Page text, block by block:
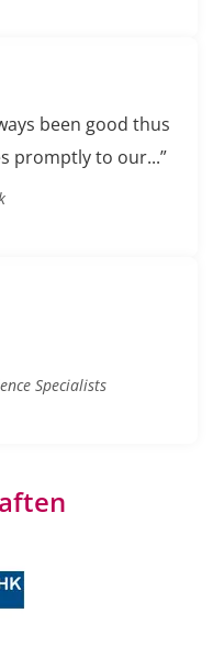
been good thus
promptly to our...”
Specialists